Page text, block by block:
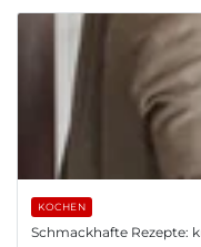
KOCHEN
Schmackhafte Rezepte: